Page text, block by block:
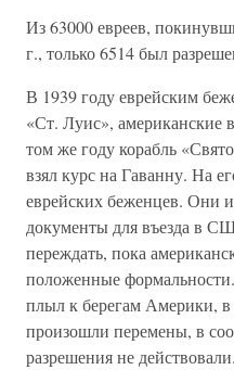
Из 63000 евреев,
г., только 6514 был
В 1939 году еврейским
«Ст. Луис», американские
том же году корабль
взял курс на Гаванну. На
еврейских беженцев. Они
документы для въезда в
переждать, пока
положенные
плыл к берегам Америки,
произошли перемены, в
разрешения не